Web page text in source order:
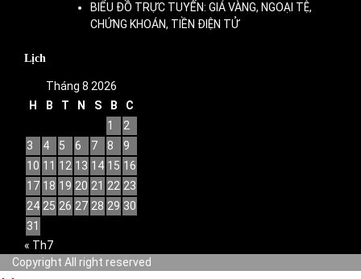
BIỂU ĐỒ TRỰC TUYẾN: GIÁ VÀNG, NGOẠI TỆ,
CHỨNG KHOÁN, TIỀN ĐIỆN TỬ
Lịch
Tháng 8 2026
H
B T N S B
C
1
2
3
4 5 6 7 8
9
10 11 12 13 14 15 16
17 18 19 20 21 22 23
24 25 26 27 28 29 30
31
« Th7
Copyright All right reserved